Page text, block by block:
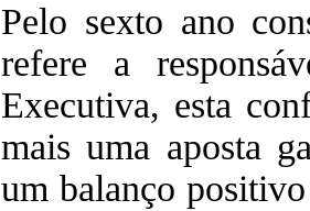
Pelo sexto ano
refere a
Executiva, esta
mais uma aposta
um balanço